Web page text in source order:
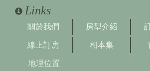
Links
關於我們 房型介紹
線上訂房 相本集
地理位置